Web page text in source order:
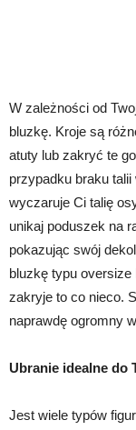
W zależności od
bluzkę. Kroje są
atuty lub zakryć te
przypadku braku
wyczaruje Ci talię
unikaj poduszek na
pokazując swój
bluzkę typu oversize
zakryje to co nieco.
naprawdę ogromny
Ubranie idealne do
Jest wiele typów